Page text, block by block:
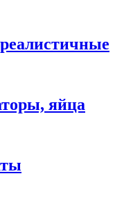
яйца